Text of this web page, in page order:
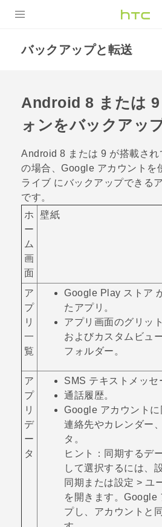
VIVERSE
サポート
Login
バックアップと転送
Android 8 または
ォンをバックアッ
Android 8 または 9 が搭載さ
の場合、 Google アカウントを
ライブ にバックアップできる
です。
ホ
ー
ム
画
面
壁紙
ア
プ
リ
一
覧
Google Play ストア
たアプリ。
アプリ画面のグリッ
およびカスタム ビュ
フォルダー。
ア
プ
リ
デ
ー
タ
SMS テキストメッセ
通話履歴。
Google アカウントに
連絡先やカレンダー、
タ。
ヒント： 同期するデ
して選択するには、
同期 または設定 > ユ
を開きます。 Google
プし、 アカウントと